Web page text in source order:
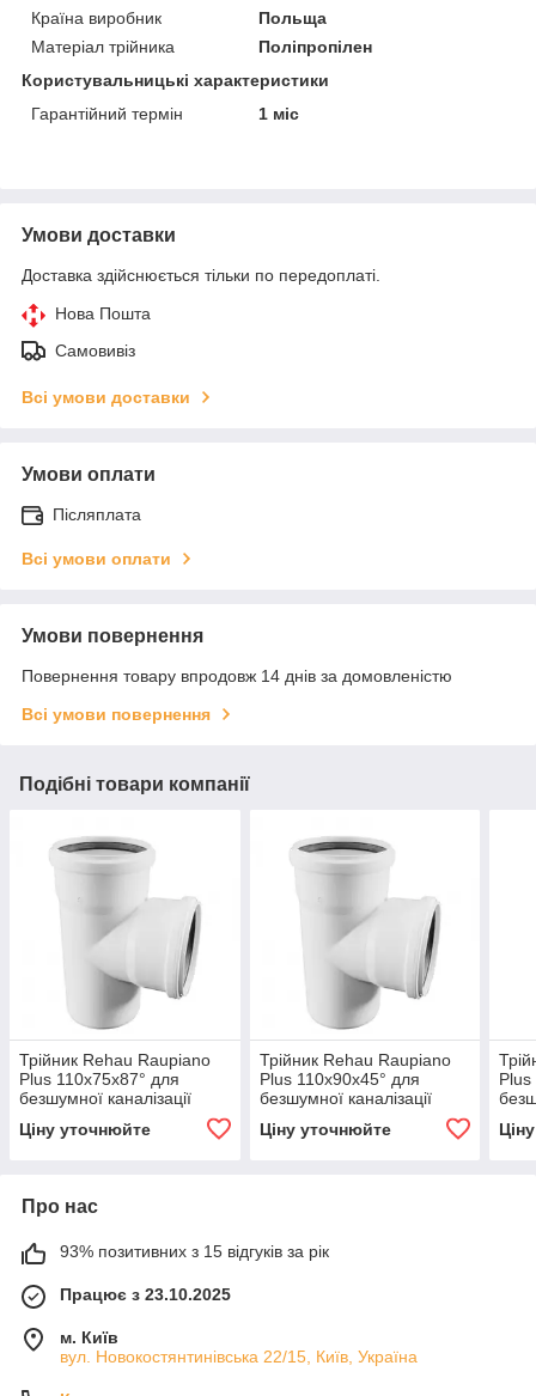
Країна виробник
Польща
Матеріал трійника
Поліпропілен
Користувальницькі характеристики
Гарантійний термін
1 міс
Умови доставки
Доставка здійснюється тільки по передоплаті.
Нова Пошта
Самовивіз
Всі умови доставки
Умови оплати
Післяплата
Всі умови оплати
Умови повернення
Повернення товару впродовж 14 днів за домовленістю
Всі умови повернення
Подібні товари компанії
Трійник Rehau Raupiano
Plus 110х75х87° для
безшумної каналізації
Ціну уточнюйте
Трійник Rehau Raupiano
Plus 110х90х45° для
безшумної каналізації
Ціну уточнюйте
Plus
Про нас
93% позитивних з 15 відгуків за рік
Працює з 23.10.2025
м. Київ
вул. Новокостянтинівська 22/15, Київ, Україна